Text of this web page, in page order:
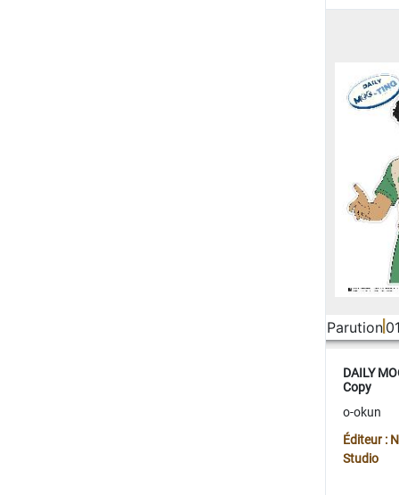
Parution
DAILY
Copy
o-okun
Éditeur :
Studio